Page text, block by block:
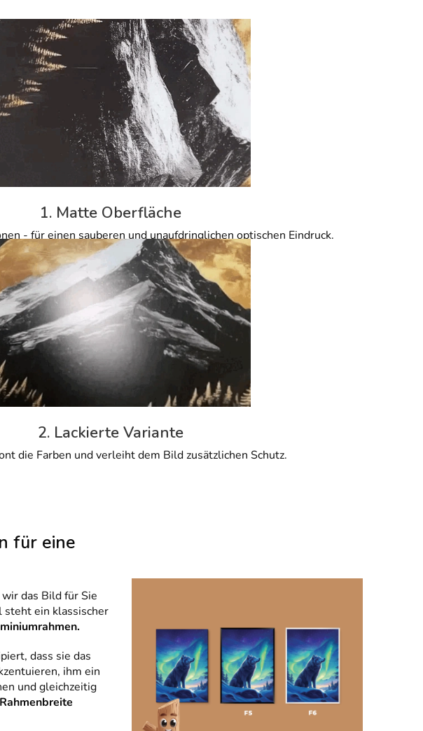
1. Matte Oberfläche
- für einen sauberen und unaufdringlichen optischen Eindruck.
2. Lackierte Variante
die Farben und verleiht dem Bild zusätzlichen Schutz.
für eine
das Bild für Sie
steht ein klassischer
dass sie das
ihm ein
und gleichzeitig